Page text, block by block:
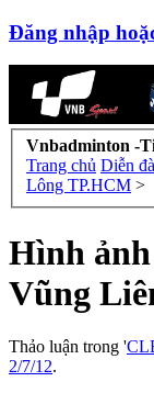
Đăng nhập
Vnbadminton -
Trang chủ Diễn
Lông TP.HCM >
Hình
Vũng
Thảo luận trong '
2/7/12.